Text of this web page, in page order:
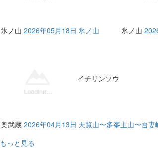
氷ノ山 2026年05月18日 氷ノ山 氷ノ山
イチリンソウ
奥武蔵 2026年04月13日 天覧山〜多峯主山〜吾
もっと見る